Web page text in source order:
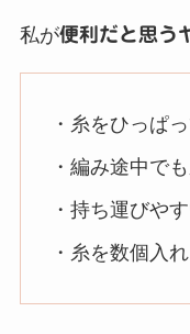
私が便利だと思う
・糸をひっぱ
・編み途中で
・持ち運びや
・糸を数個入